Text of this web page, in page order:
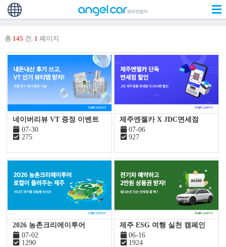
총 145 건. 1 페이지
네이버리뷰 VT 증정 이벤트
07-30
275
제주엔젤카 X JDC면세점
07-06
927
2026 농촌크리에이투어
07-02
1290
제주 ESG 여행 실천 캠페인
06-16
1924